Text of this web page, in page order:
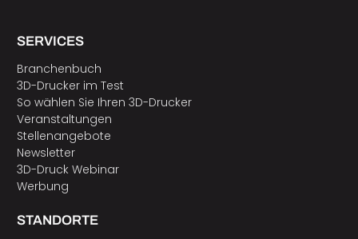
SERVICES
Branchenbuch
3D-Drucker im Test
So wählen Sie Ihren 3D-Drucker
Veranstaltungen
Stellenangebote
Newsletter
3D-Druck Webinar
Werbung
STANDORTE